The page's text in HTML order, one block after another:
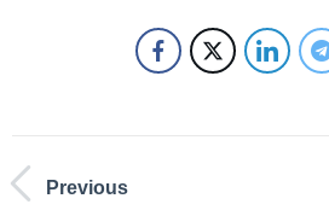
Previous